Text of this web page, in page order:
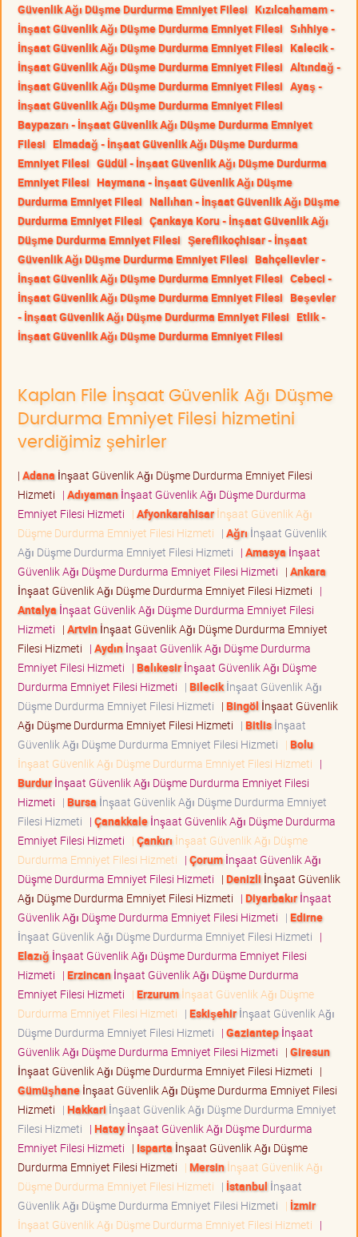
Güvenlik Ağı Düşme Durdurma Emniyet Filesi Kızılcahamam -
İnşaat Güvenlik Ağı Düşme Durdurma Emniyet Filesi Sıhhiye -
İnşaat Güvenlik Ağı Düşme Durdurma Emniyet Filesi Kalecik -
İnşaat Güvenlik Ağı Düşme Durdurma Emniyet Filesi Altındağ -
İnşaat Güvenlik Ağı Düşme Durdurma Emniyet Filesi Ayaş -
İnşaat Güvenlik Ağı Düşme Durdurma Emniyet Filesi
Baypazarı - İnşaat Güvenlik Ağı Düşme Durdurma Emniyet
Filesi Elmadağ - İnşaat Güvenlik Ağı Düşme Durdurma
Emniyet Filesi Güdül - İnşaat Güvenlik Ağı Düşme Durdurma
Emniyet Filesi Haymana - İnşaat Güvenlik Ağı Düşme
Durdurma Emniyet Filesi Nallıhan - İnşaat Güvenlik Ağı Düşme
Durdurma Emniyet Filesi Çankaya Koru - İnşaat Güvenlik Ağı
Düşme Durdurma Emniyet Filesi Şereflikoçhisar - İnşaat
Güvenlik Ağı Düşme Durdurma Emniyet Filesi Bahçelievler -
İnşaat Güvenlik Ağı Düşme Durdurma Emniyet Filesi Cebeci -
İnşaat Güvenlik Ağı Düşme Durdurma Emniyet Filesi Beşevler
- İnşaat Güvenlik Ağı Düşme Durdurma Emniyet Filesi Etlik -
İnşaat Güvenlik Ağı Düşme Durdurma Emniyet Filesi
Kaplan File İnşaat Güvenlik Ağı Düşme
Durdurma Emniyet Filesi hizmetini
verdiğimiz şehirler
| Adana İnşaat Güvenlik Ağı Düşme Durdurma Emniyet Filesi
Hizmeti | Adıyamanİnşaat Güvenlik Ağı Düşme Durdurma
Emniyet Filesi Hizmeti | Afyonkarahisarİnşaat Güvenlik Ağı
Düşme Durdurma Emniyet Filesi Hizmeti | Ağrı İnşaat Güvenlik
Ağı Düşme Durdurma Emniyet Filesi Hizmeti | Amasya İnşaat
Güvenlik Ağı Düşme Durdurma Emniyet Filesi Hizmeti | Ankara
İnşaat Güvenlik Ağı Düşme Durdurma Emniyet Filesi Hizmeti |
Antalya İnşaat Güvenlik Ağı Düşme Durdurma Emniyet Filesi
Hizmeti | Artvinİnşaat Güvenlik Ağı Düşme Durdurma Emniyet
Filesi Hizmeti | Aydınİnşaat Güvenlik Ağı Düşme Durdurma
Emniyet Filesi Hizmeti | Balıkesirİnşaat Güvenlik Ağı Düşme
Durdurma Emniyet Filesi Hizmeti | Bilecikİnşaat Güvenlik Ağı
Düşme Durdurma Emniyet Filesi Hizmeti | Bingöl İnşaat Güvenlik
Ağı Düşme Durdurma Emniyet Filesi Hizmeti | Bitlisİnşaat
Güvenlik Ağı Düşme Durdurma Emniyet Filesi Hizmeti | Bolu
İnşaat Güvenlik Ağı Düşme Durdurma Emniyet Filesi Hizmeti |
Burdurİnşaat Güvenlik Ağı Düşme Durdurma Emniyet Filesi
Hizmeti | Bursa İnşaat Güvenlik Ağı Düşme Durdurma Emniyet
Filesi Hizmeti | Çanakkaleİnşaat Güvenlik Ağı Düşme Durdurma
Emniyet Filesi Hizmeti | Çankırı İnşaat Güvenlik Ağı Düşme
Durdurma Emniyet Filesi Hizmeti | Çorumİnşaat Güvenlik Ağı
Düşme Durdurma Emniyet Filesi Hizmeti | Denizli İnşaat Güvenlik
Ağı Düşme Durdurma Emniyet Filesi Hizmeti | Diyarbakırİnşaat
Güvenlik Ağı Düşme Durdurma Emniyet Filesi Hizmeti | Edirne
İnşaat Güvenlik Ağı Düşme Durdurma Emniyet Filesi Hizmeti |
Elazığ İnşaat Güvenlik Ağı Düşme Durdurma Emniyet Filesi
Hizmeti | Erzincanİnşaat Güvenlik Ağı Düşme Durdurma
Emniyet Filesi Hizmeti | Erzurumİnşaat Güvenlik Ağı Düşme
Durdurma Emniyet Filesi Hizmeti | Eskişehirİnşaat Güvenlik Ağı
Düşme Durdurma Emniyet Filesi Hizmeti | Gaziantepİnşaat
Güvenlik Ağı Düşme Durdurma Emniyet Filesi Hizmeti | Giresun
İnşaat Güvenlik Ağı Düşme Durdurma Emniyet Filesi Hizmeti |
Gümüşhaneİnşaat Güvenlik Ağı Düşme Durdurma Emniyet Filesi
Hizmeti | Hakkari İnşaat Güvenlik Ağı Düşme Durdurma Emniyet
Filesi Hizmeti | Hatayİnşaat Güvenlik Ağı Düşme Durdurma
Emniyet Filesi Hizmeti | Isparta İnşaat Güvenlik Ağı Düşme
Durdurma Emniyet Filesi Hizmeti | Mersinİnşaat Güvenlik Ağı
Düşme Durdurma Emniyet Filesi Hizmeti | İstanbul İnşaat
Güvenlik Ağı Düşme Durdurma Emniyet Filesi Hizmeti | İzmir
İnşaat Güvenlik Ağı Düşme Durdurma Emniyet Filesi Hizmeti |